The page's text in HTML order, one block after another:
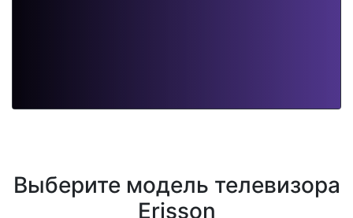
Выберите модель телевизора
Erisson